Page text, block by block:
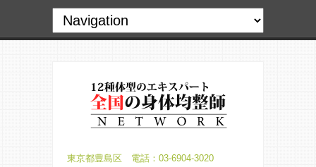
東京都豊島区 電話：03-6904-3020